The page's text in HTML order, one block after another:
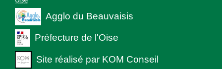
Agglo du Beauvaisis
Préfecture de l'Oise
Site réalisé par KOM Conseil